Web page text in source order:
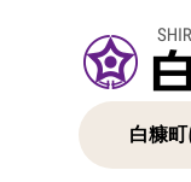
白糠